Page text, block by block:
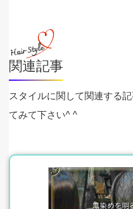
関連記事
スタイルに関して関連する
てみて下さい^ ^